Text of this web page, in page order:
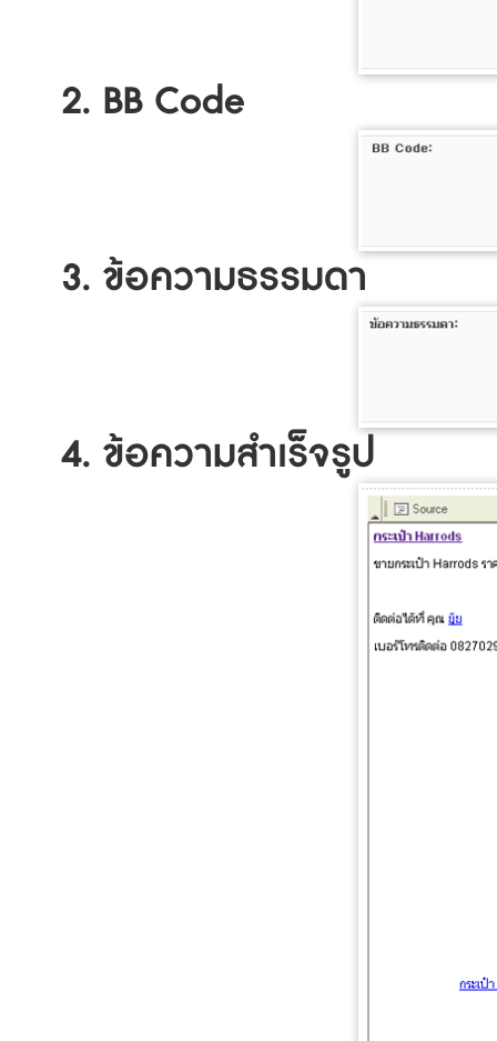
2. BB Code
3. ข้อความธรรมดา
4. ข้อความสำเร็จรูป